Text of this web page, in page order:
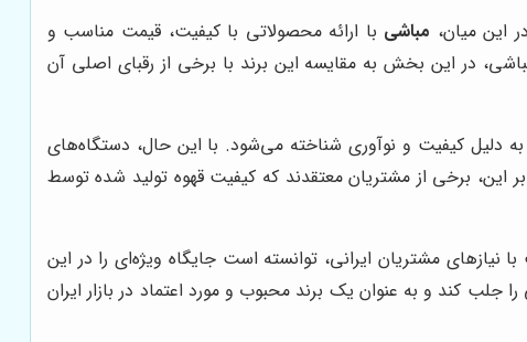
این میان، مباشی با ارائه محصولاتی با کیفیت، قیمت مناسب و
در این بخش به مقایسه این برند با برخی از رقبای اصلی آن
دلیل کیفیت و نوآوری شناخته می‌شود. با این حال، دستگاه‌های
این، برخی از مشتریان معتقدند که کیفیت قهوه تولید شده توسط
نیازهای مشتریان ایرانی، توانسته است جایگاه ویژه‌ای را در این
کند و به عنوان یک برند محبوب و مورد اعتماد در بازار ایران